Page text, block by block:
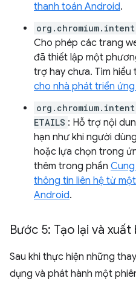
thanh toán Android.
Cho phép các trang
đã thiết lập một
trợ hay chưa. Tìm hiểu
cho nhà phát triển
ETAILS : Hỗ trợ nội
hạn như khi người
hoặc lựa chọn trong
thêm trong phần
thông tin liên hệ từ
Android.
Bước 5: Tạo lại và
Sau khi thực hiện những
dụng và phát hành một